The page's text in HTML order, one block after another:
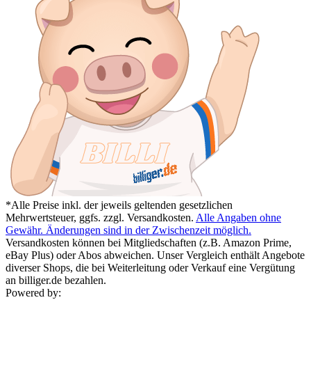
*Alle Preise inkl. der jeweils geltenden gesetzlichen
Mehrwertsteuer, ggfs. zzgl. Versandkosten. Alle Angaben ohne
Gewähr. Änderungen sind in der Zwischenzeit möglich.
Versandkosten können bei Mitgliedschaften (z.B. Amazon Prime,
eBay Plus) oder Abos abweichen. Unser Vergleich enthält Angebote
diverser Shops, die bei Weiterleitung oder Verkauf eine Vergütung
an billiger.de bezahlen.
Powered by: